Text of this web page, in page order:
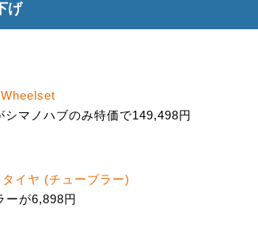
げ
マノハブのみ特価で149,498円
イヤ (チューブラー)
ーが6,898円